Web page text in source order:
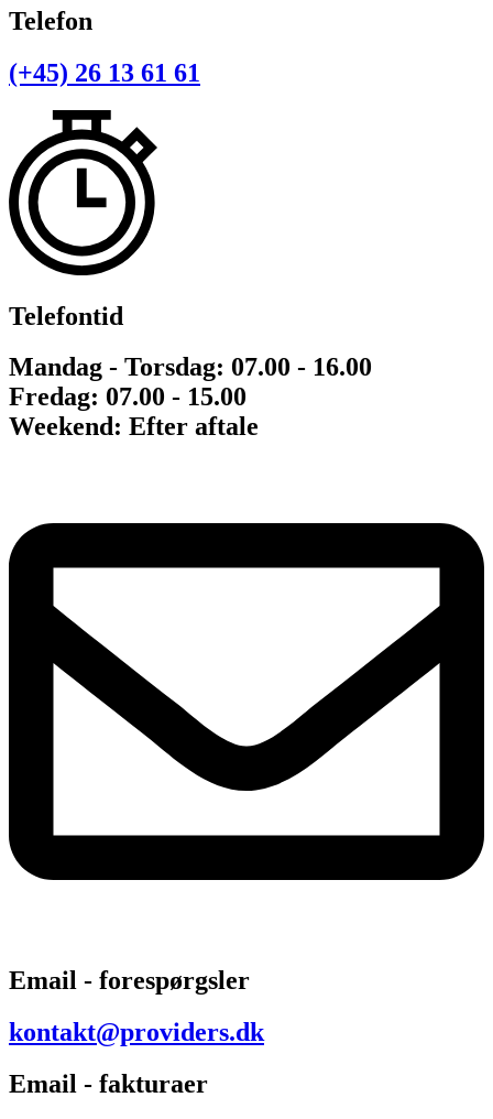
Telefon
(+45) 26 13 61 61
Telefontid
Mandag - Torsdag: 07.00 - 16.00
Fredag: 07.00 - 15.00
Weekend: Efter aftale
Email - forespørgsler
kontakt@providers.dk
Email - fakturaer